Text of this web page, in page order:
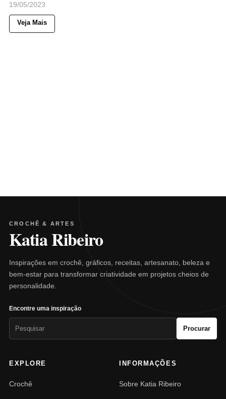
19/05/2023
Veja Mais
CROCHÊ & ARTES
Katia Ribeiro
Inspirações em crochê, gráficos, receitas, artesanato, beleza e
bem-estar para transformar criatividade em projetos cheios de
personalidade.
Encontre uma inspiração
Procurar
EXPLORE
Crochê
INFORMAÇÕES
Sobre Katia Ribeiro